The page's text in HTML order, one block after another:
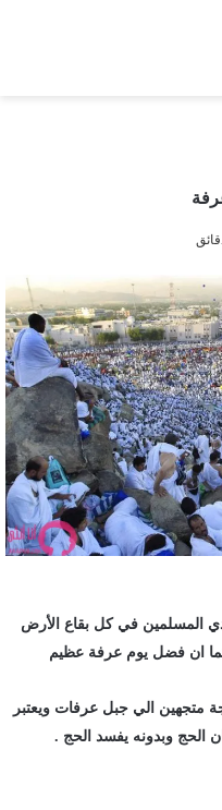
المسلمين في كل بقاع الأرض
ان فضل يوم عرفة عظيم
متجهين الي جبل عرفات ويعتبر
الحج وبدونه يفسد الحج .